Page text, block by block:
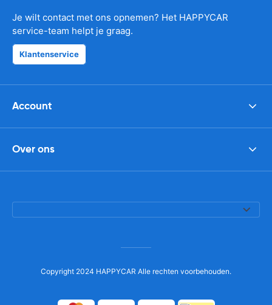
Je wilt contact met ons opnemen? Het HAPPYCAR
service-team helpt je graag.
Klantenservice
Account
Over ons
Copyright 2024 HAPPYCAR Alle rechten voorbehouden.